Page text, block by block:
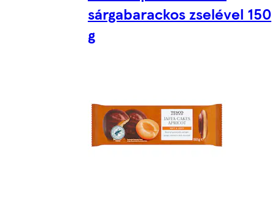
sárgabarackos zselével 150
g